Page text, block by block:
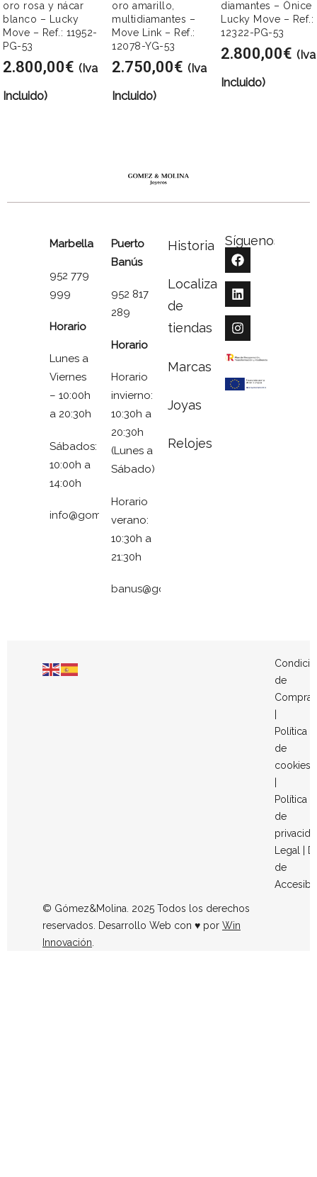
oro rosa y nácar
blanco – Lucky
Move – Ref.: 11952-
PG-53
2.800,00€ (Iva
Incluido)
oro amarillo,
multidiamantes –
Move Link – Ref.:
12078-YG-53
2.750,00€ (Iva
Incluido)
diamantes – Ónice
Lucky Move – Ref.:
12322-PG-53
2.800,00€ (Iva
Incluido)
Marbella
952 779
999
Horario
Lunes a
Viernes
– 10:00h
a 20:30h
Sábados:
10:00h a
14:00h
info@gomezymolina.com
Puerto
Banús
952 817
289
Horario
Horario
invierno:
10:30h a
20:30h
(Lunes a
Sábado)
Horario
verano:
10:30h a
21:30h
banus@gomezymolina.com
Historia
Localizador
de
tiendas
Marcas
Joyas
Relojes
Síguenos
de
Compra
Política
de
cookies
Política
de
Legal
de
© Gómez&Molina. 2025 Todos los derechos
reservados. Desarrollo Web con ♥ por Win
Innovación